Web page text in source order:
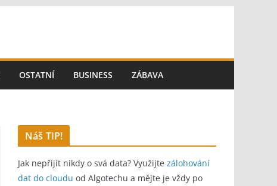
OSTATNÍ BUSINESS ZÁBAVA
Náš TIP!
Jak nepřijít nikdy o svá data? Využijte zálohování
dat do cloudu od Algotechu a mějte je vždy po